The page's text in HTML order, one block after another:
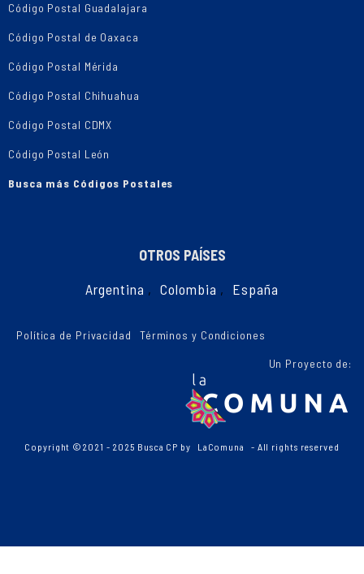
Código Postal Guadalajara
Código Postal de Oaxaca
Código Postal Mérida
Código Postal Chihuahua
Código Postal CDMX
Código Postal León
Busca más Códigos Postales
OTROS PAÍSES
Argentina , Colombia , España
Política de Privacidad Términos y Condiciones
Un Proyecto de:
Copyright ©2021 - 2025 Busca CP by LaComuna - All rights reserved